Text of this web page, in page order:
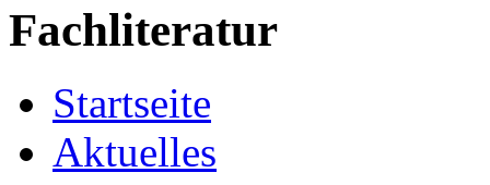
Fachliteratur
Startseite
Aktuelles